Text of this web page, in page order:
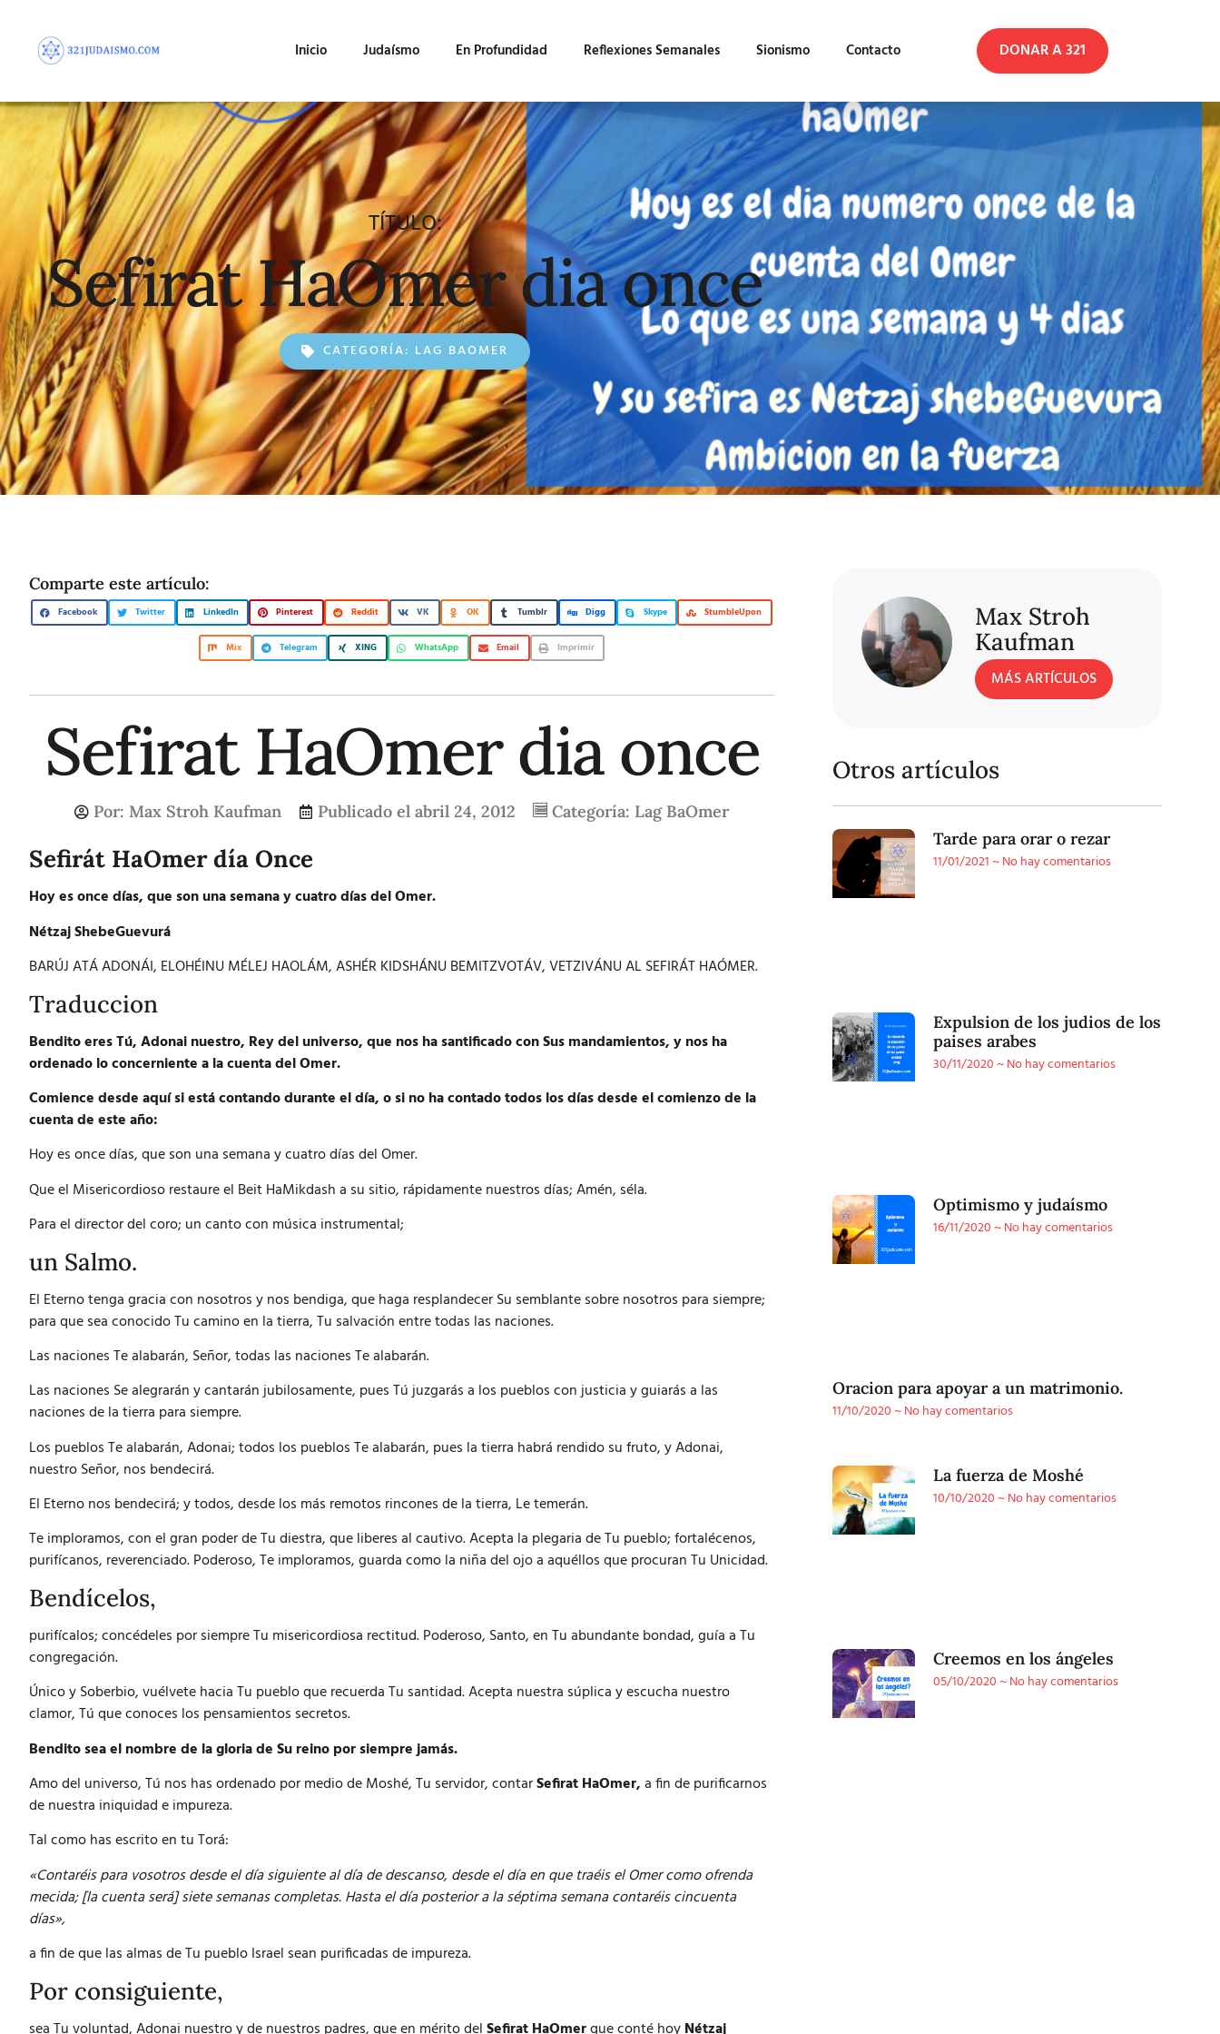
Inicio Judaísmo En Profundidad Reflexiones Semanales Sionismo Contacto DONAR A 321
TÍTULO:
Sefirat HaOmer dia once
CATEGORÍA: LAG BAOMER
Comparte este artículo:
Facebook Twitter LinkedIn Pinterest Reddit VK OK Tumblr Digg Skype StumbleUpon
Mix Telegram XING WhatsApp Email Imprimir
Sefirat HaOmer dia once
Por: Max Stroh Kaufman Publicado el abril 24, 2012 Categoría: Lag BaOmer
Sefirát HaOmer día Once
Hoy es once días, que son una semana y cuatro días del Omer.
Nétzaj ShebeGuevurá
BARÚJ ATÁ ADONÁI, ELOHÉINU MÉLEJ HAOLÁM, ASHÉR KIDSHÁNU BEMITZVOTÁV, VETZIVÁNU AL SEFIRÁT HAÓMER.
Traduccion
Bendito eres Tú, Adonai nuestro, Rey del universo, que nos ha santificado con Sus mandamientos, y nos ha
ordenado lo concerniente a la cuenta del Omer.
Comience desde aquí si está contando durante el día, o si no ha contado todos los días desde el comienzo de la
cuenta de este año:
Hoy es once días, que son una semana y cuatro días del Omer.
Que el Misericordioso restaure el Beit HaMikdash a su sitio, rápidamente nuestros días; Amén, séla.
Para el director del coro; un canto con música instrumental;
un Salmo.
El Eterno tenga gracia con nosotros y nos bendiga, que haga resplandecer Su semblante sobre nosotros para siempre;
para que sea conocido Tu camino en la tierra, Tu salvación entre todas las naciones.
Las naciones Te alabarán, Señor, todas las naciones Te alabarán.
Las naciones Se alegrarán y cantarán jubilosamente, pues Tú juzgarás a los pueblos con justicia y guiarás a las
naciones de la tierra para siempre.
Los pueblos Te alabarán, Adonai; todos los pueblos Te alabarán, pues la tierra habrá rendido su fruto, y Adonai,
nuestro Señor, nos bendecirá.
El Eterno nos bendecirá; y todos, desde los más remotos rincones de la tierra, Le temerán.
Te imploramos, con el gran poder de Tu diestra, que liberes al cautivo. Acepta la plegaria de Tu pueblo; fortalécenos,
purifícanos, reverenciado. Poderoso, Te imploramos, guarda como la niña del ojo a aquéllos que procuran Tu Unicidad.
Bendícelos,
purifícalos; concédeles por siempre Tu misericordiosa rectitud. Poderoso, Santo, en Tu abundante bondad, guía a Tu
congregación.
Único y Soberbio, vuélvete hacia Tu pueblo que recuerda Tu santidad. Acepta nuestra súplica y escucha nuestro
clamor, Tú que conoces los pensamientos secretos.
Bendito sea el nombre de la gloria de Su reino por siempre jamás.
Amo del universo, Tú nos has ordenado por medio de Moshé, Tu servidor, contarSefirat HaOmer,a fin de purificarnos
de nuestra iniquidad e impureza.
Tal como has escrito en tu Torá:
«Contaréis para vosotros desde el día siguiente al día de descanso, desde el día en que traéis el Omer como ofrenda
mecida; [la cuenta será] siete semanas completas. Hasta el día posterior a la séptima semana contaréis cincuenta
días»,
a fin de que las almas de Tu pueblo Israel sean purificadas de impureza.
Por consiguiente,
sea Tu voluntad, Adonai nuestro y de nuestros padres, que en mérito delSefirat HaOmerque conté hoyNétzaj
Max Stroh
Kaufman
MÁS ARTÍCULOS
Otros artículos
Tarde para orar o rezar
11/01/2021 No hay comentarios
Expulsion de los judios de los
paises arabes
30/11/2020 No hay comentarios
Optimismo y judaísmo
16/11/2020 No hay comentarios
Oracion para apoyar a un matrimonio.
11/10/2020 No hay comentarios
La fuerza de Moshé
10/10/2020 No hay comentarios
Creemos en los ángeles
05/10/2020 No hay comentarios